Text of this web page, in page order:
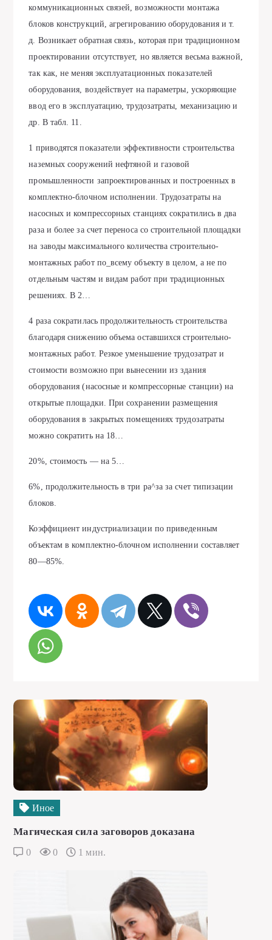
коммуникационных связей, возможности монтажа
блоков конструкций, агрегированию оборудования и т.
д. Возникает обратная связь, которая при традиционном
проектировании отсутствует, но является весьма важной,
так как, не меняя эксплуатационных показателей
оборудования, воздействует на параметры, ускоряющие
ввод его в эксплуатацию, трудозатраты, механизацию и
др. В табл. 11.
1 приводятся показатели эффективности строительства
наземных сооружений нефтяной и газовой
промышленности запроектированных и построенных в
комплектно-блочном исполнении. Трудозатраты на
насосных и компрессорных станциях сократились в два
раза и более за счет переноса со строительной площадки
на заводы максимального количества строительно-
монтажных работ по_всему объекту в целом, а не по
отдельным частям и видам работ при традиционных
решениях. В 2…
4 раза сократилась продолжительность строительства
благодаря снижению объема оставшихся строительно-
монтажных работ. Резкое уменьшение трудозатрат и
стоимости возможно при вынесении из здания
оборудования (насосные и компрессорные станции) на
открытые площадки. При сохранении размещения
оборудования в закрытых помещениях трудозатраты
можно сократить на 18…
20%, стоимость — на 5…
6%, продолжительность в три ра^за за счет типизации
блоков.
Коэффициент индустриализации по приведенным
объектам в комплектно-блочном исполнении составляет
80—85%.
Иное
Магическая сила заговоров доказана
0 0 1 мин.